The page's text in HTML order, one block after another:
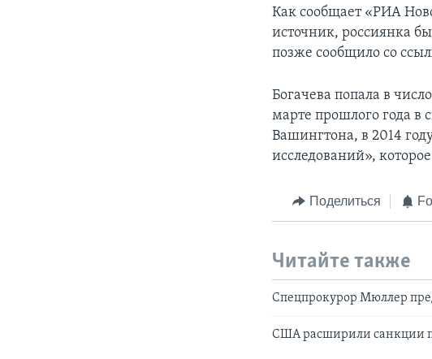
Как сообщает «РИА
источник, россиянка
позже сообщило со
Богачева попала в
марте прошлого года в
Вашингтона, в 2014
исследований»,
Поделиться
Читайте также
Спецпрокурор Мюллер
США расширили санкции